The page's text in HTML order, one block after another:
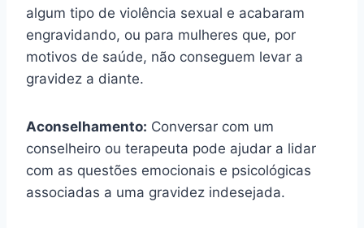
algum tipo de violência sexual e acabaram
engravidando, ou para mulheres que, por
motivos de saúde, não conseguem levar a
gravidez a diante.
Aconselhamento: Conversar com um
conselheiro ou terapeuta pode ajudar a lidar
com as questões emocionais e psicológicas
associadas a uma gravidez indesejada.